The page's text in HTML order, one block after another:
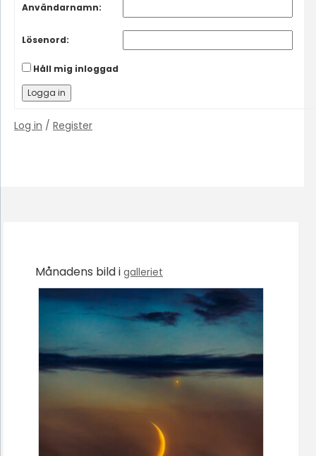
Användarnamn:
Lösenord:
Håll mig inloggad
Logga in
Log in / Register
Månadens bild i galleriet